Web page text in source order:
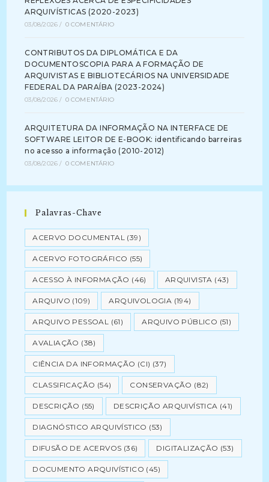
ARQUIVÍSTICAS (2020-2023)
03/08/2026 / 0 COMENTÁRIO
CONTRIBUTOS DA DIPLOMÁTICA E DA
DOCUMENTOSCOPIA PARA A FORMAÇÃO DE
ARQUIVISTAS E BIBLIOTECÁRIOS NA UNIVERSIDADE
FEDERAL DA PARAÍBA (2023-2024)
03/08/2026 / 0 COMENTÁRIO
ARQUITETURA DA INFORMAÇÃO NA INTERFACE DE
SOFTWARE LEITOR DE E-BOOK: identificando barreiras
no acesso a informação (2010-2012)
03/08/2026 / 0 COMENTÁRIO
Palavras-Chave
ACERVO DOCUMENTAL (39)
ACERVO FOTOGRÁFICO (55)
ACESSO À INFORMAÇÃO (46) ARQUIVISTA (43)
ARQUIVO (109) ARQUIVOLOGIA (194)
ARQUIVO PESSOAL (61) ARQUIVO PÚBLICO (51)
AVALIAÇÃO (38)
CIÊNCIA DA INFORMAÇÃO (CI) (37)
CLASSIFICAÇÃO (54) CONSERVAÇÃO (82)
DESCRIÇÃO (55) DESCRIÇÃO ARQUIVÍSTICA (41)
DIAGNÓSTICO ARQUIVÍSTICO (53)
DIFUSÃO DE ACERVOS (36) DIGITALIZAÇÃO (53)
DOCUMENTO ARQUIVÍSTICO (45)